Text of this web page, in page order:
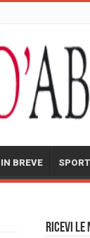
IN BREVE SPORT
Ricevi le